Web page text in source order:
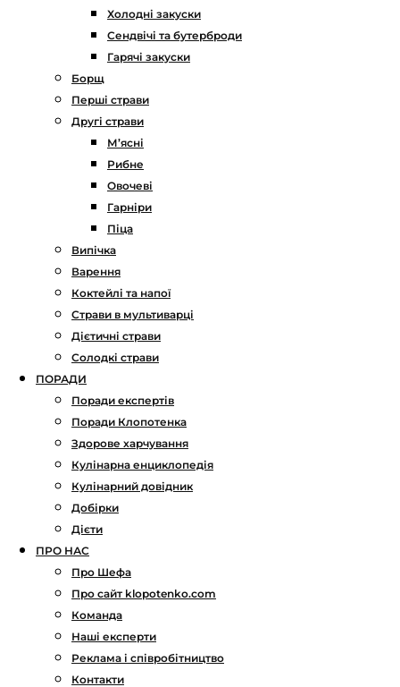
Холодні закуски
Сендвічі та бутерброди
Гарячі закуски
Борщ
Перші страви
Другі страви
М’ясні
Рибне
Овочеві
Гарніри
Піца
Випічка
Варення
Коктейлі та напої
Страви в мультиварці
Дієтичні страви
Солодкі страви
ПОРАДИ
Поради експертів
Поради Клопотенка
Здорове харчування
Кулінарна енциклопедія
Кулінарний довідник
Добірки
Дієти
ПРО НАС
Про Шефа
Про сайт klopotenko.com
Команда
Наші експерти
Реклама і співробітництво
Контакти